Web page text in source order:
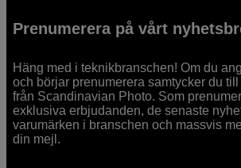
Prenumerera på vårt
Häng med i teknikbranschen! Om du
och börjar prenumerera samtycker du
från Scandinavian Photo. Som
exklusiva erbjudanden, de senaste
varumärken i branschen och massvis
din mejl.